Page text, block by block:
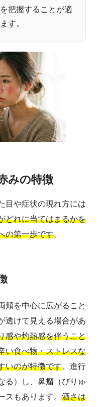
把握することが適
す。
みの特徴
目や症状の現れ方には
どれに当てはまるかを
の第一歩です。
頬を中心に広がること
透けて見える場合があ
感や灼熱感を伴うこと
い食べ物・ストレスな
いのが特徴です。進行
る）し、鼻瘤（びりゅ
スもあります。 酒さは